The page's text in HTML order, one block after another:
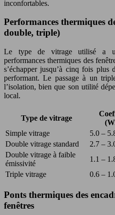
inconfortables.
Performances thermiques
double, triple)
Le type de vitrage utilisé a
performances thermiques des
s’échapper jusqu’à cinq fois plus
performant. Le passage à un
l’isolation, bien que son utilité
local.
Type de vitrage
Simple vitrage
5.0 –
Double vitrage standard
2.7 –
Double vitrage à faible
émissivité
1.1 –
Triple vitrage
0.6 –
Ponts thermiques des
fenêtres